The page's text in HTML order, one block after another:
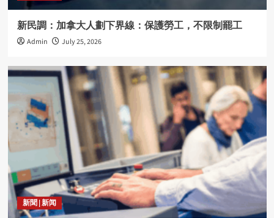
新民調：加拿大人劃下界線：保護勞工，不限制罷工
Admin July 25, 2026
新聞 | 新闻